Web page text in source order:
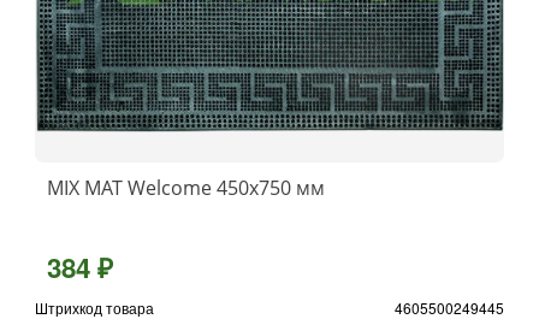
MIX MAT Welcome 450x750 мм
384 ₽
Штрихкод товара 4605500249445